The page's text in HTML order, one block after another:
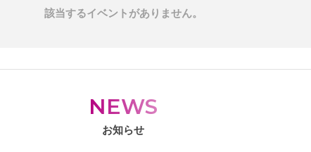
該当するイベントがありません。
NEWS
お知らせ